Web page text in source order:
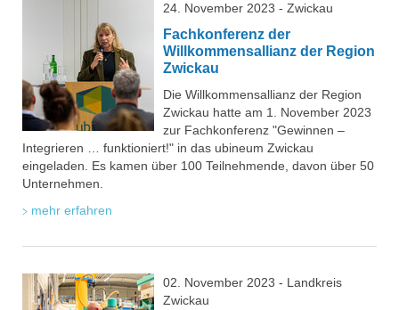
24. November 2023 - Zwickau
Fachkonferenz der
Willkommensallianz der Region
Zwickau
Die Willkommensallianz der Region
Zwickau hatte am 1. November 2023
zur Fachkonferenz "Gewinnen –
Integrieren … funktioniert!" in das ubineum Zwickau
eingeladen. Es kamen über 100 Teilnehmende, davon über 50
Unternehmen.
mehr erfahren
02. November 2023 - Landkreis
Zwickau